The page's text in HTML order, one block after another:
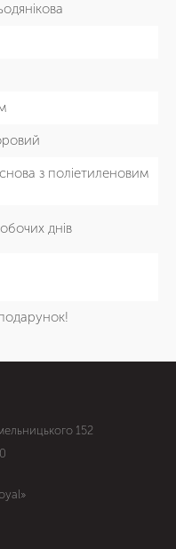
з поліетиленовим
днів
152